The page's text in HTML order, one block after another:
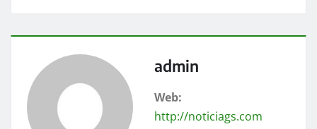
admin
Web:
http://noticiags.com